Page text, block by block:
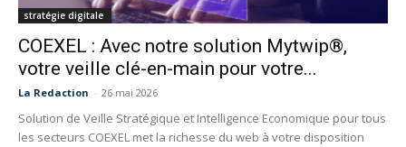
stratégie digitale
COEXEL : Avec notre solution Mytwip®,
votre veille clé-en-main pour votre...
La Redaction - 26 mai 2026
Solution de Veille Stratégique et Intelligence Economique pour tous
les secteurs COEXEL met la richesse du web à votre disposition